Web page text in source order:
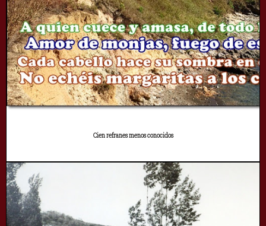
Cien refranes menos conocidos